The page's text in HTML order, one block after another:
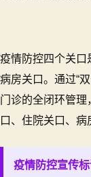
疫情防控四个关口
病房关口。通过“
门诊的全闭环管
口、住院关口、病
疫情防控宣传